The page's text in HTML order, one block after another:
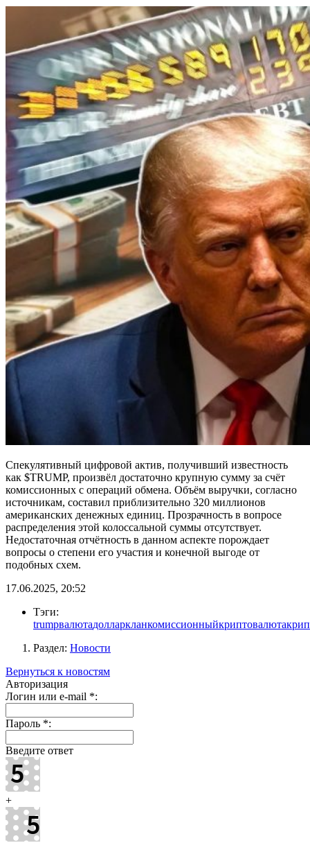
Спекулятивный цифровой актив, получивший известность
как $TRUMP, произвёл достаточно крупную сумму за счёт
комиссионных с операций обмена. Объём выручки, согласно
источникам, составил приблизительно 320 миллионов
американских денежных единиц. Прозрачность в вопросе
распределения этой колоссальной суммы отсутствует.
Недостаточная отчётность в данном аспекте порождает
вопросы о степени его участия и конечной выгоде от
подобных схем.
17.06.2025, 20:52
Тэги:
trumpвалютадолларкланкомиссионныйкриптовалюта
Раздел: Новости
Вернуться к новостям
Авторизация
Логин или e-mail *:
Пароль *:
Введите ответ
+